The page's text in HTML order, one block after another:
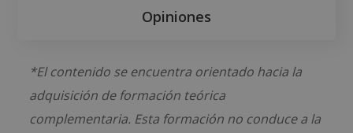
Opiniones
*El contenido se encuentra orientado hacia la
adquisición de formación teórica
complementaria. Esta formación no conduce a la